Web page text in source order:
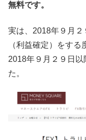
無料です。
実は、2018年９月
（利益確定）をする
2018年９月２９日
た。